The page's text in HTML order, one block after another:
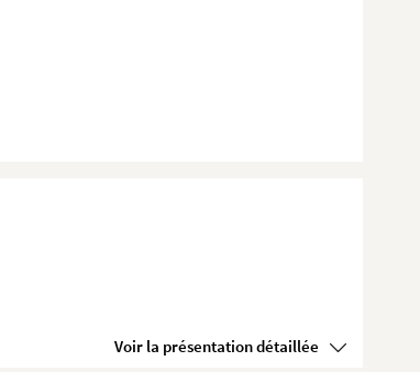
Voir la présentation détaillée